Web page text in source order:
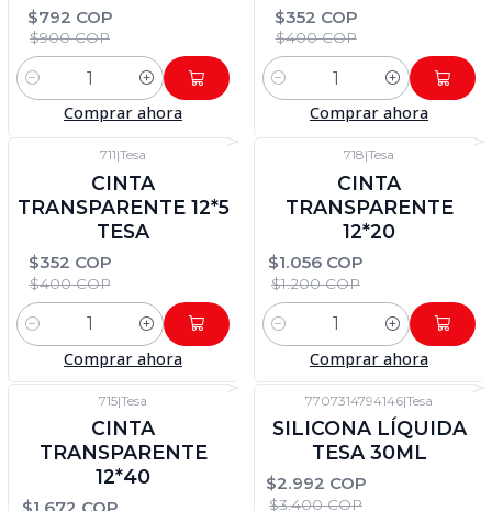
$792 COP
$900 COP
Cantidad
Comprar ahora
$352 COP
$400 COP
Cantidad
Comprar ahora
711|Tesa
CINTA
TRANSPARENTE 12*5
TESA
$352 COP
$400 COP
Cantidad
Comprar ahora
718|Tesa
CINTA
TRANSPARENTE
12*20
$1.056 COP
$1.200 COP
Cantidad
Comprar ahora
715|Tesa
CINTA
TRANSPARENTE
12*40
DTO
7707314794146|Tesa
SILICONA LÍQUIDA
TESA 30ML
$2.992 COP
$3.400 COP